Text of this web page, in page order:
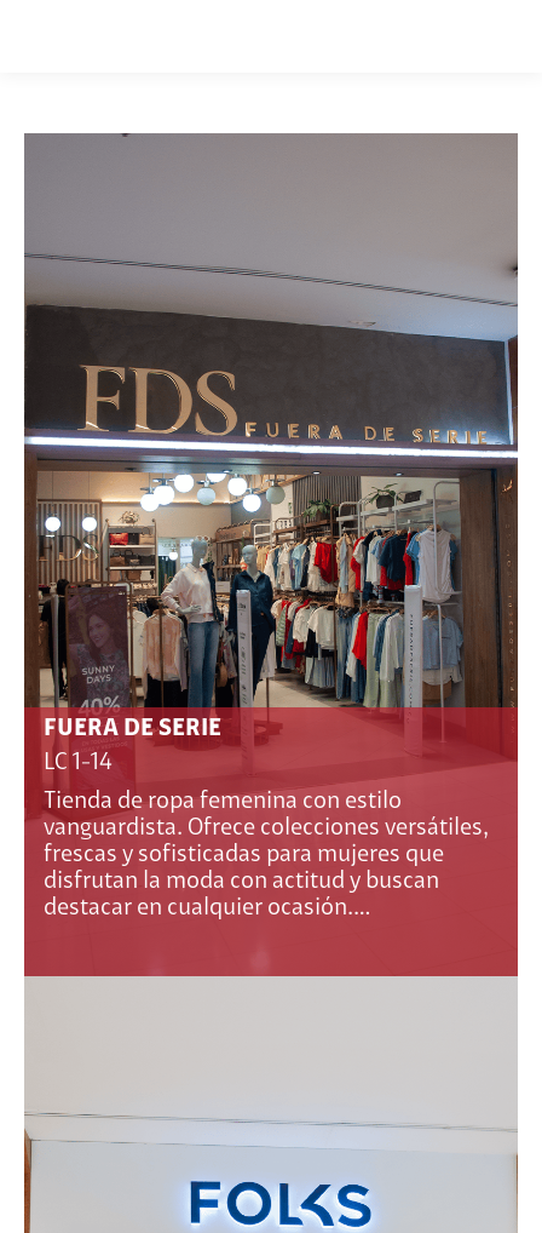
FUERA DE SERIE
LC 1-14
Tienda de ropa femenina con estilo
vanguardista. Ofrece colecciones versátiles,
frescas y sofisticadas para mujeres que
disfrutan la moda con actitud y buscan
destacar en cualquier ocasión.…